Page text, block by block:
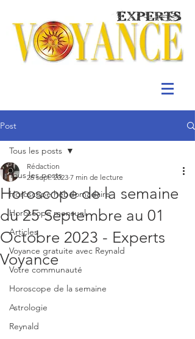
Post
Tous les posts
Horoscope hebdomadaire
Horoscope mensuel
Articles
Voyance gratuite avec Reynald
Votre communauté
Horoscope de la semaine
Astrologie
Reynald
Tous les posts
Horoscope de la semaine
du 25 Septembre au 01
Octobre 2023 - Experts
Voyance
Rédaction
26 sept. 2023 7 min de lecture